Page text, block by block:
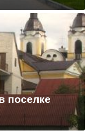
поселке